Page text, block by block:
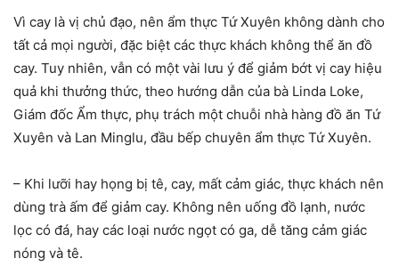
Vì cay là vị chủ đạo, nên ẩm thực Tứ Xuyên không dành cho
tất cả mọi người, đặc biệt các thực khách không thể ăn đồ
cay. Tuy nhiên, vẫn có một vài lưu ý để giảm bớt vị cay hiệu
quả khi thưởng thức, theo hướng dẫn của bà Linda Loke,
Giám đốc Ẩm thực, phụ trách một chuỗi nhà hàng đồ ăn Tứ
Xuyên và Lan Minglu, đầu bếp chuyên ẩm thực Tứ Xuyên.
– Khi lưỡi hay họng bị tê, cay, mất cảm giác, thực khách nên
dùng trà ấm để giảm cay. Không nên uống đồ lạnh, nước
lọc có đá, hay các loại nước ngọt có ga, dễ tăng cảm giác
nóng và tê.